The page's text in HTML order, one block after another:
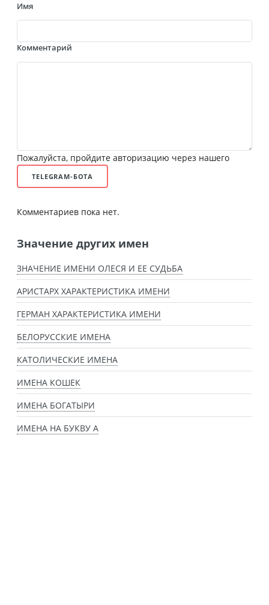
Имя
Комментарий
Пожалуйста, пройдите авторизацию через нашего
TELEGRAM-БОТА
Комментариев пока нет.
Значение других имен
ЗНАЧЕНИЕ ИМЕНИ ОЛЕСЯ И ЕЕ СУДЬБА
АРИСТАРХ ХАРАКТЕРИСТИКА ИМЕНИ
ГЕРМАН ХАРАКТЕРИСТИКА ИМЕНИ
БЕЛОРУССКИЕ ИМЕНА
КАТОЛИЧЕСКИЕ ИМЕНА
ИМЕНА КОШЕК
ИМЕНА БОГАТЫРИ
ИМЕНА НА БУКВУ А